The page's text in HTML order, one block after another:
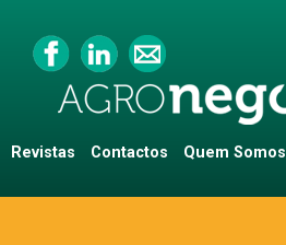
Revistas Contactos Quem Somos